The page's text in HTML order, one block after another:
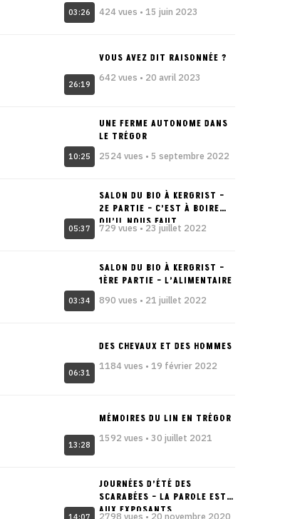
03:26 424 vues • 15 juin 2023
26:19
VOUS AVEZ DIT RAISONNÉE ?
642 vues • 20 avril 2023
10:25
UNE FERME AUTONOME DANS
LE TRÉGOR
2524 vues • 5 septembre 2022
05:37
SALON DU BIO À KERGRIST –
2E PARTIE – C’EST À BOIRE
QU’IL NOUS FAUT
729 vues • 23 juillet 2022
03:34
SALON DU BIO À KERGRIST –
1ÈRE PARTIE – L’ALIMENTAIRE
890 vues • 21 juillet 2022
06:31
DES CHEVAUX ET DES HOMMES
1184 vues • 19 février 2022
13:28
MÉMOIRES DU LIN EN TRÉGOR
1592 vues • 30 juillet 2021
14:07
JOURNÉES D’ÉTÉ DES
SCARABÉES – LA PAROLE EST
AUX EXPOSANTS
2798 vues • 20 novembre 2020